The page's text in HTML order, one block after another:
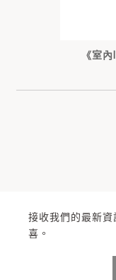
《室
接收我們的最新
喜。